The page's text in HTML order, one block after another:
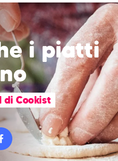
i piatti
di Cookist